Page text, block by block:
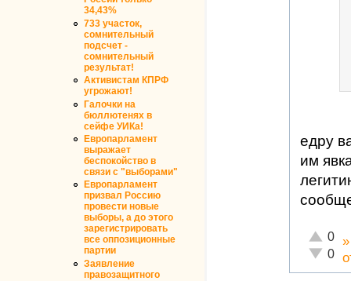
34,43%
733 участок,
сомнительный
подсчет -
сомнительный
результат!
Активистам КПРФ
угрожают!
Галочки на
бюллютенях в
сейфе УИКа!
Европарламент
выражает
беспокойство в
связи с "выборами"
Европарламент
призвал Россию
провести новые
выборы, а до этого
зарегистрировать
все оппозиционные
партии
Заявление
правозащитного
едру
им
0
0